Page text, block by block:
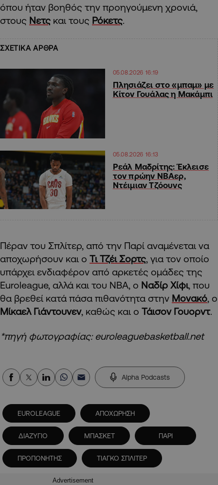
όπου ήταν βοηθός την προηγούμενη χρονιά,
στους Νετς και τους Ρόκετς.
ΣΧΕΤΙΚΑ ΑΡΘΡΑ
05.08.2026 16:19
Πλησιάζει στο «μπαμ» με
Κίτον Γουάλας η Μακάμπι
05.08.2026 16:13
Ρεάλ Μαδρίτης: Έκλεισε
τον πρώην ΝΒΑερ,
Ντέιμιαν Τζόουνς
Πέραν του Σπλίτερ, από την Παρί αναμένεται να
αποχωρήσουν και ο Τι Τζέι Σορτς, για τον οποίο
υπάρχει ενδιαφέρον από αρκετές ομάδες της
Euroleague, αλλά και του ΝΒΑ, ο Ναδίρ Χίφι, που
θα βρεθεί κατά πάσα πιθανότητα στην Μονακό, ο
Μίκαελ Γιάντουνεν, καθώς και ο Τάισον Γουορντ.
*πηγή φωτογραφίας: euroleaguebasketball.net
Alpha Podcasts
EUROLEAGUE ΑΠΟΧΩΡΗΣΗ
ΔΙΑΖΥΓΙΟ ΜΠΑΣΚΕΤ ΠΑΡΙ
ΠΡΟΠΟΝΗΤΗΣ ΤΙΑΓΚΟ ΣΠΛΙΤΕΡ
Advertisement